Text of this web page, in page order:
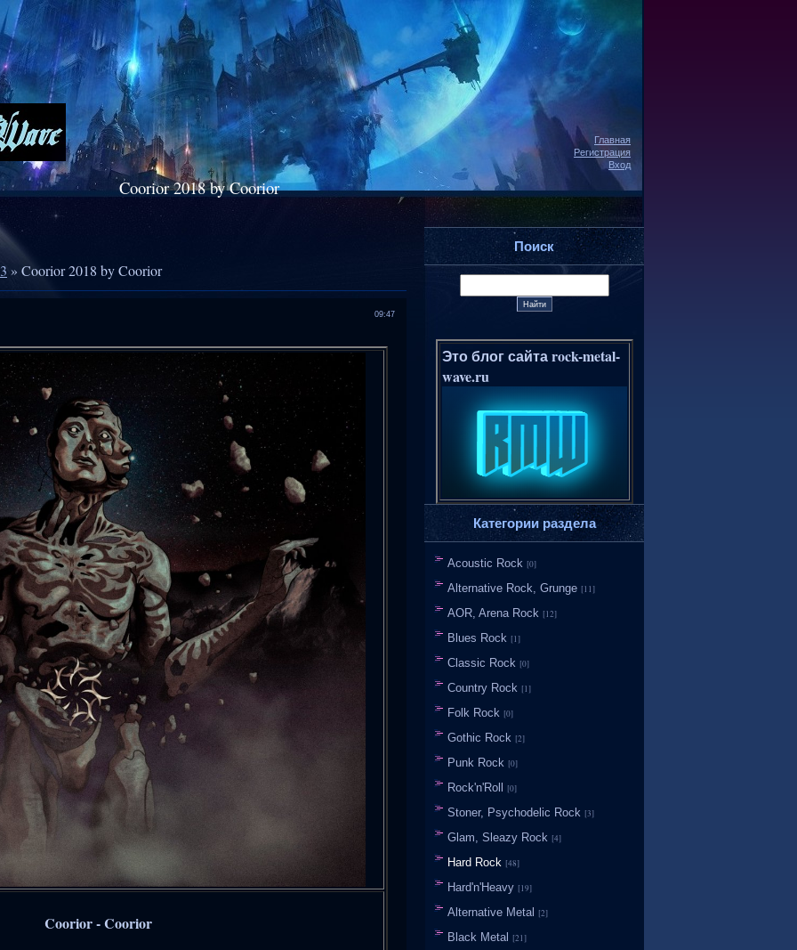
Главная
Регистрация
Вход
Coorior 2018 by Coorior
» Coorior 2018 by Coorior
09:47
Coorior - Coorior
Поиск
Это блог сайта rock-metal-
wave.ru
Категории раздела
Acoustic Rock [0]
Alternative Rock, Grunge [11]
AOR, Arena Rock [12]
Blues Rock [1]
Classic Rock [0]
Country Rock [1]
Folk Rock [0]
Gothic Rock [2]
Punk Rock [0]
Rock'n'Roll [0]
Stoner, Psychodelic Rock [3]
Glam, Sleazy Rock [4]
Hard Rock [48]
Hard'n'Heavy [19]
Alternative Metal [2]
Black Metal [21]